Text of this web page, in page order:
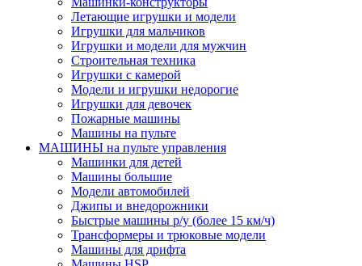
Летающие игрушки и модели
Игрушки для мальчиков
Игрушки и модели для мужчин
Строительная техника
Игрушки с камерой
Модели и игрушки недорогие
Игрушки для девочек
Пожарные машины
Машины на пульте
МАШИНЫ на пульте управления
Машинки для детей
Машины большие
Модели автомобилей
Джипы и внедорожники
Быстрые машины р/у (более 15 км/ч)
Трансформеры и трюковые модели
Машины для дрифта